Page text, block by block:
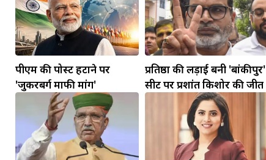
पीएम की पोस्ट हटाने पर
'जुकरबर्ग माफी मांगें'
प्रतिष्ठा की लड़ाई बनी 'बांकीपुर'
सीट पर प्रशांत किशोर की जीत